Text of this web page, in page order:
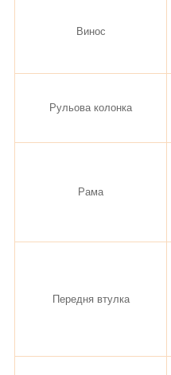
Винос
Рульова колонка
Рама
Передня втулка